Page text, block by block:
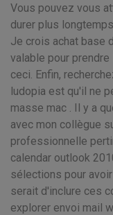
Vous pouvez vous
durer plus
Je crois achat base
valable pour
ceci. Enfin,
ludopia est qu'il ne
masse mac . Il y a
avec mon collègue
professionnelle
calendar outlook
sélections pour
serait d'inclure ces
explorer envoi mail